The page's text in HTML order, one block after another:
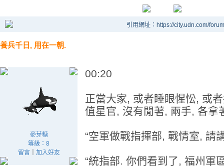
引用網址：https://city.udn.com/
養兵千日, 用在一朝.
麥芽糖
等級：8
留言｜ 加入好友
00:20
正當大家, 或者睡眼惺忪, 或
值星官, 沒有閒著, 兩手, 各拿
“空軍做戰指揮部, 戰情室, 請
“統指部. 你們看到了, 福州軍